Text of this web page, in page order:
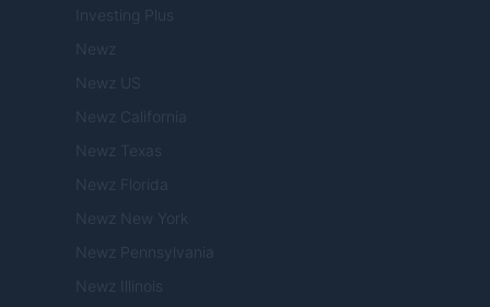
Investing Plus
Newz
Newz US
Newz California
Newz Texas
Newz Florida
Newz New York
Newz Pennsylvania
Newz Illinois